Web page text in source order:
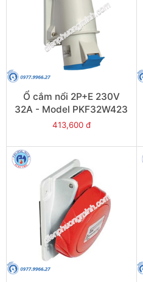
Ổ cắm nổi 2P+E 230V
32A - Model PKF32W423
413,600 đ